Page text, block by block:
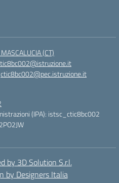
(CT)
ctic8bc002@pec.istruzione.it
(IPA): istsc_ctic8bc002
by 3D Solution S.r.l.
by Designers Italia